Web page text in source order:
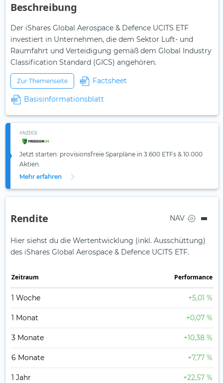
Beschreibung
Der iShares Global Aerospace & Defence UCITS ETF
investiert in Unternehmen, die dem Sektor Luft- und
Raumfahrt und Verteidigung gemäß dem Global Industry
Classification Standard (GICS) angehören.
Zur Themenseite Factsheet
Basisinformationsblatt
ANZEIGE
Jetzt starten: provisionsfreie Sparpläne in 3.600 ETFs & 10.000
Aktien.
Mehr erfahren
Rendite NAV
Hier siehst du die Wertentwicklung (inkl. Ausschüttung)
des iShares Global Aerospace & Defence UCITS ETF.
Zeit­raum Perfor­mance
1 Woche +5,01 %
1 Monat +0,07 %
3 Monate +10,38 %
6 Monate +7,77 %
1 Jahr +22,57 %